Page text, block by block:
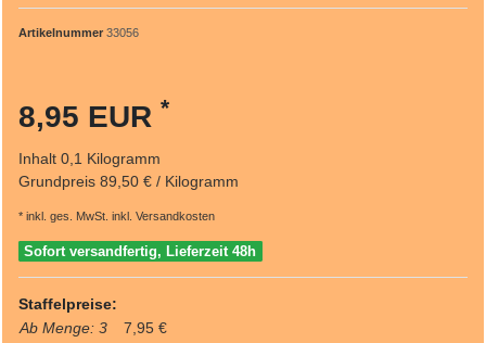
Artikelnummer 33056
8,95 EUR *
Inhalt 0,1 Kilogramm
Grundpreis 89,50 € / Kilogramm
* inkl. ges. MwSt. inkl. Versandkosten
Sofort versandfertig, Lieferzeit 48h
Staffelpreise:
Ab Menge: 3
7,95 €